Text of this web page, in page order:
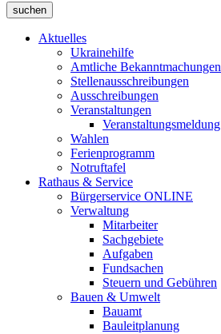
suchen
Aktuelles
Ukrainehilfe
Amtliche Bekanntmachungen
Stellenausschreibungen
Ausschreibungen
Veranstaltungen
Veranstaltungsmeldung
Wahlen
Ferienprogramm
Notruftafel
Rathaus & Service
Bürgerservice ONLINE
Verwaltung
Mitarbeiter
Sachgebiete
Aufgaben
Fundsachen
Steuern und Gebühren
Bauen & Umwelt
Bauamt
Bauleitplanung